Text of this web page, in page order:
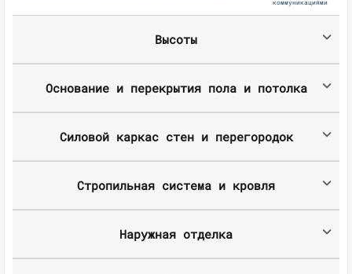
коммуникациями
Высоты
Основание и перекрытия пола и потолка
Силовой каркас стен и перегородок
Стропильная система и кровля
Наружная отделка